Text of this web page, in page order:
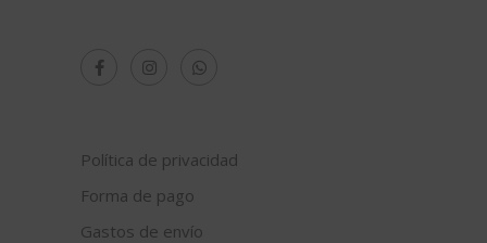
Política de privacidad
Forma de pago
Gastos de envío